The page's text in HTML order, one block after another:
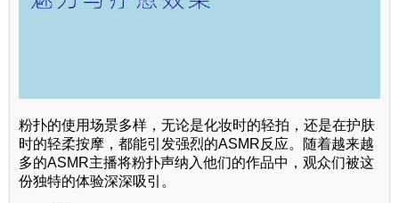
粉扑的使用场景多样，无论是化妆时的轻拍，还是在护肤
时的轻柔按摩，都能引发强烈的ASMR反应。随着越来越
多的ASMR主播将粉扑声纳入他们的作品中，观众们被这
份独特的体验深深吸引。